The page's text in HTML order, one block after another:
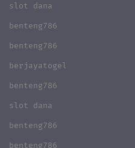
slot dana
benteng786
benteng786
berjayatogel
benteng786
slot dana
benteng786
benteng786